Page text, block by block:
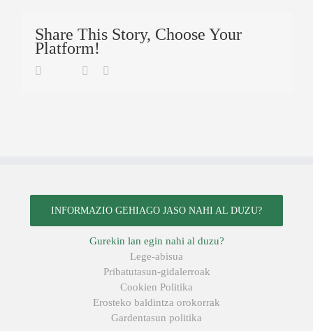
Share This Story, Choose Your
Platform!
Facebook
TwitterLinkedin
INFORMAZIO GEHIAGO JASO NAHI AL DUZU?
Gurekin lan egin nahi al duzu?
Lege-abisua
Pribatutasun-gidalerroak
Cookien Politika
Erosteko baldintza orokorrak
Gardentasun politika